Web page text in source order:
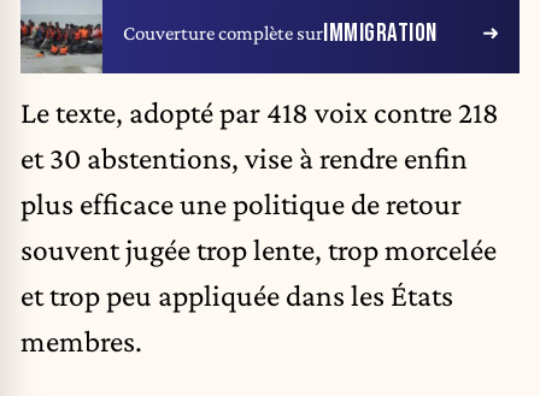
Couverture complète surIMMIGRATION
Le texte, adopté par 418 voix contre 218
et 30 abstentions, vise à rendre enfin
plus efficace une politique de retour
souvent jugée trop lente, trop morcelée
et trop peu appliquée dans les États
membres.